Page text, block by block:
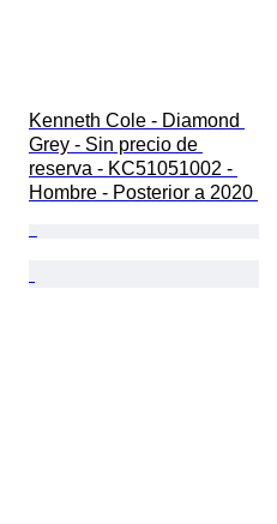
Kenneth Cole - Diamond
Grey - Sin precio de
reserva - KC51051002 -
Hombre - Posterior a 2020